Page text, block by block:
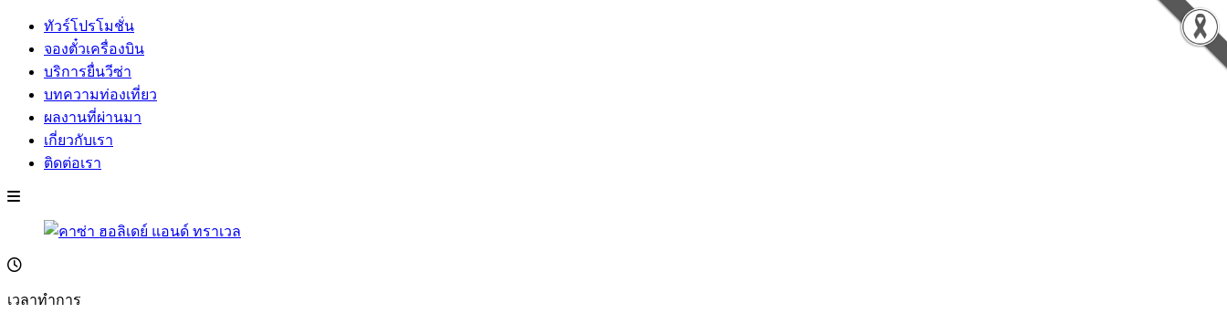
ทัวร์โปรโมชั่น
จองตั๋วเครื่องบิน
บริการยื่นวีซ่า
บทความท่องเที่ยว
ผลงานที่ผ่านมา
เกี่ยวกับเรา
ติดต่อเรา
เวลาทำการ